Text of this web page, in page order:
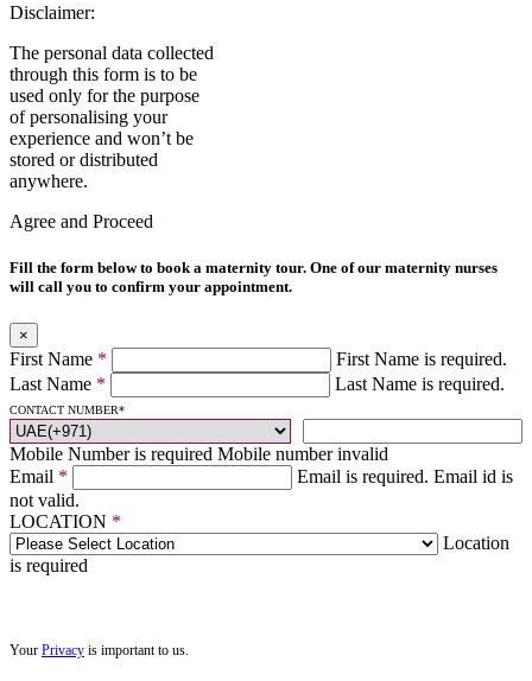
Disclaimer:
The personal data collected
through this form is to be
used only for the purpose
of personalising your
experience and won’t be
stored or distributed
anywhere.
Agree and Proceed
Fill the form below to book a maternity tour. One of our maternity nurses
will call you to confirm your appointment.
×
First Name *
First Name is required.
Last Name * Last Name is required.
CONTACT NUMBER*
Mobile Number is required Mobile number invalid
Email * Email is required. Email id is
not valid.
LOCATION *
Location
is required
Your Privacy is important to us.